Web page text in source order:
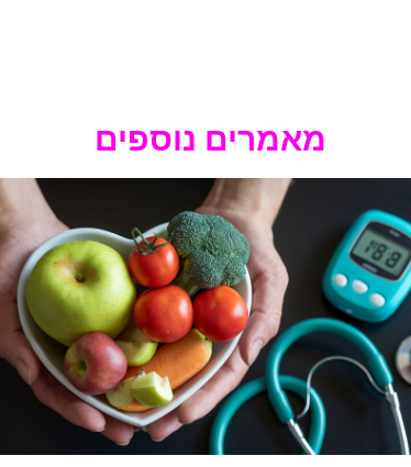
מאמרים נוספים